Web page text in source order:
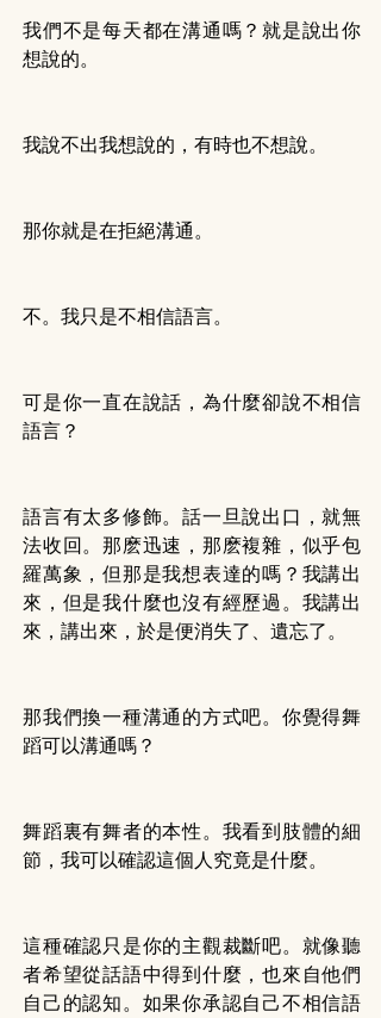
我們不是每天都在溝通嗎？就是說出你
想說的。
我說不出我想說的，有時也不想說。
那你就是在拒絕溝通。
不。我只是不相信語言。
可是你一直在說話，為什麼卻說不相信
語言？
語言有太多修飾。話一旦說出口，就無
法收回。那麽迅速，那麽複雜，似乎包
羅萬象，但那是我想表達的嗎？我講出
來，但是我什麼也沒有經歷過。我講出
來，講出來，於是便消失了、遺忘了。
那我們換一種溝通的方式吧。你覺得舞
蹈可以溝通嗎？
舞蹈裏有舞者的本性。我看到肢體的細
節，我可以確認這個人究竟是什麼。
這種確認只是你的主觀裁斷吧。就像聽
者希望從話語中得到什麼，也來自他們
自己的認知。如果你承認自己不相信語